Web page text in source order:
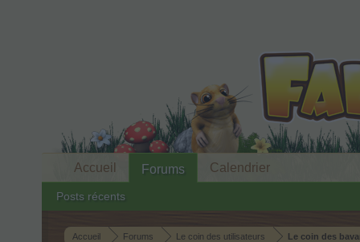
Accueil Forums Le coin des utilisateurs Le coin des
Accueil Forums
Posts récents
Calendrier